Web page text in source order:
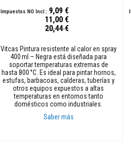
11,00 €
9,09 €
20,44 €
Vitcas Pintura resistente al calor en spray
400 ml – Negra está diseñada para
soportar temperaturas extremas de
hasta 800 °C. Es ideal para pintar hornos,
estufas, barbacoas, calderas, tuberías y
otros equipos expuestos a altas
temperaturas en entornos tanto
domésticos como industriales.
Saber más